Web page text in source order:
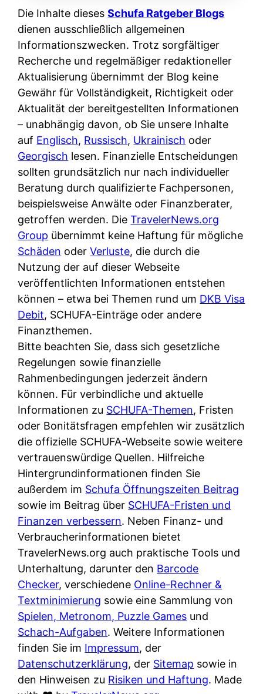
h
i
e
r
e
n
r
u
s
s
i
s
c
h
e
B
a
n
k
k
a
r
t
e
n
M
I
R
?
W
t
i
r
k
c
k
o
t
n
o
u
w
i
t
e
e
t
s
i
e
n
d
e
r
S
c
h
u
t
z
d
e
r
F
i
r
m
a
a
m
p
r
i
v
a
t
e
n
K
ü
c
h
e
n
t
i
s
c
h
e
n
d
e
Die Inhalte diesesSchufa Ratgeber Blogs
dienen ausschließlich allgemeinen
Informationszwecken. Trotz sorgfältiger
Recherche und regelmäßiger redaktioneller
Aktualisierung übernimmt der Blog keine
Gewähr für Vollständigkeit, Richtigkeit oder
Aktualität der bereitgestellten Informationen
– unabhängig davon, ob Sie unsere Inhalte
auf Englisch, Russisch, Ukrainisch oder
Georgisch lesen. Finanzielle Entscheidungen
sollten grundsätzlich nur nach individueller
Beratung durch qualifizierte Fachpersonen,
beispielsweise Anwälte oder Finanzberater,
getroffen werden. DieTravelerNews.org
Group übernimmt keine Haftung für mögliche
Schäden oderVerluste, die durch die
Nutzung der auf dieser Webseite
veröffentlichten Informationen entstehen
können – etwa bei Themen rund um DKB Visa
Debit, SCHUFA-Einträge oder andere
Finanzthemen.
Bitte beachten Sie, dass sich gesetzliche
Regelungen sowie finanzielle
Rahmenbedingungen jederzeit ändern
können. Für verbindliche und aktuelle
Informationen zu SCHUFA-Themen, Fristen
oder Bonitätsfragen empfehlen wir zusätzlich
die offizielle SCHUFA-Webseite sowie weitere
vertrauenswürdige Quellen. Hilfreiche
Hintergrundinformationen finden Sie
außerdem im Schufa Öffnungszeiten Beitrag
sowie im Beitrag über SCHUFA-Fristen und
Finanzen verbessern. Neben Finanz- und
Verbraucherinformationen bietet
TravelerNews.org auch praktische Tools und
Unterhaltung, darunter den Barcode
Checker, verschiedene Online-Rechner &
Textminimierung sowie eine Sammlung von
Spielen, Metronom, Puzzle Games und
Schach-Aufgaben. Weitere Informationen
finden Sie im Impressum, der
Datenschutzerklärung, der Sitemap sowie in
den Hinweisen zu Risiken und Haftung. Made